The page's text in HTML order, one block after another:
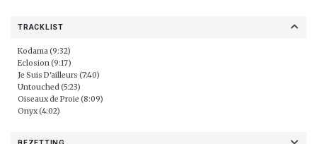
TRACKLIST
Kodama (9:32)
Eclosion (9:17)
Je Suis D'ailleurs (7:40)
Untouched (5:23)
Oiseaux de Proie (8:09)
Onyx (4:02)